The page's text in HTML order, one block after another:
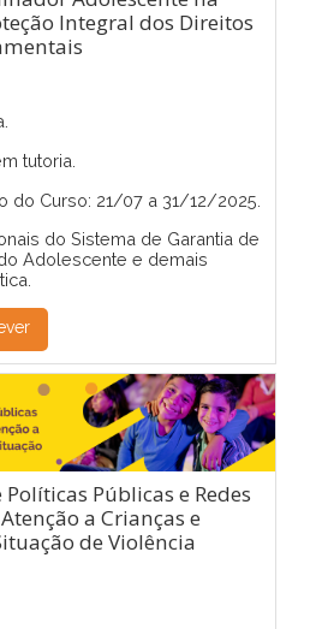
Integral dos Direitos
tutoria.
do Curso: 21/07 a 31/12/2025.
do Sistema de Garantia de
Adolescente e demais
Públicas e Redes
a Crianças e
de Violência